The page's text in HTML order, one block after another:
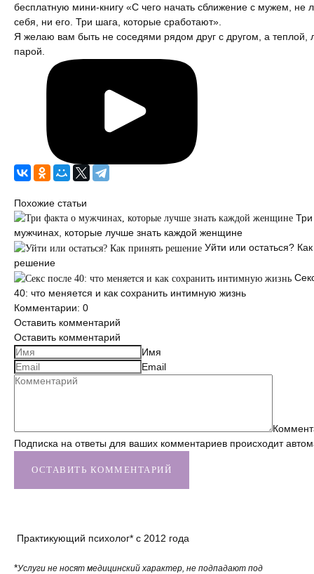
бесплатную мини-книгу «С чего начать сближение с мужем, не
себя, ни его. Три шага, которые сработают»
Я желаю вам быть не соседями рядом друг с другом, а
парой.
Похожие статьи
мужчинах, которые лучше знать каждой женщине
Уйти или остаться?
решение
40: что меняется и как сохранить интимную жизнь
Комментарии: 0
Оставить комментарий
Оставить комментарий
Имя
Email
Подписка на ответы для ваших комментариев происходит
ОСТАВИТЬ КОММЕНТАРИЙ
Практикующий психолог* с 2012 года
*Услуги не носят медицинский характер, не подпадают под